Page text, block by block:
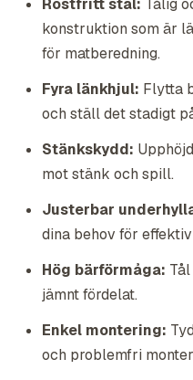
Rostfritt stål: Tålig
konstruktion som är
för matberedning.
Fyra länkhjul: Flytta
och ställ det stadigt
Stänkskydd:
mot stänk och spill.
Justerbar
dina behov för
Hög bärförmåga:
jämnt fördelat.
Enkel montering:
och problemfri